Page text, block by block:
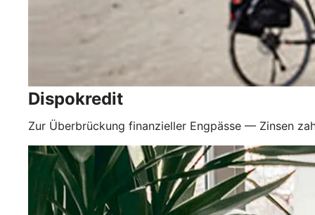
Dispokredit
Zur Überbrückung finanzieller Engpässe — Zinsen